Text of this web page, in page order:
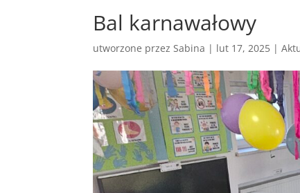
Bal karnawałowy
utworzone przezSabina | lut 17, 2025 |